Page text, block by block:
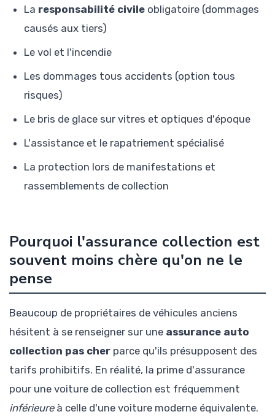
La responsabilité civile obligatoire (dommages
causés aux tiers)
Le vol et l'incendie
Les dommages tous accidents (option tous
risques)
Le bris de glace sur vitres et optiques d'époque
L'assistance et le rapatriement spécialisé
La protection lors de manifestations et
rassemblements de collection
Pourquoi l'assurance collection est
souvent moins chère qu'on ne le
pense
Beaucoup de propriétaires de véhicules anciens
hésitent à se renseigner sur une assurance auto
collection pas cher parce qu'ils présupposent des
tarifs prohibitifs. En réalité, la prime d'assurance
pour une voiture de collection est fréquemment
inférieureà celle d'une voiture moderne équivalente.